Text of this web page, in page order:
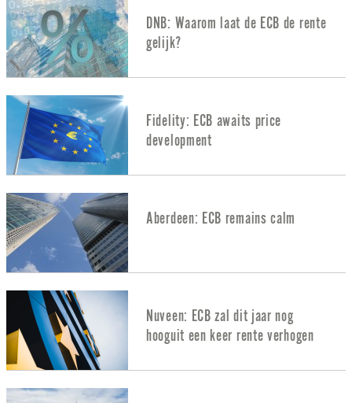
DNB: Waarom laat de ECB de rente
gelijk?
Fidelity: ECB awaits price
development
Aberdeen: ECB remains calm
Nuveen: ECB zal dit jaar nog
hooguit een keer rente verhogen